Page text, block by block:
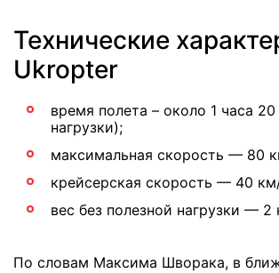
Технические
Ukropter
время полета – около 1 часа
нагрузки);
максимальная скорость — 80
крейсерская скорость — 40
вес без полезной нагрузки — 2
По словам Максима Шворака, в